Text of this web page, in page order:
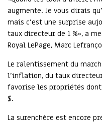
augmente. Je vous dirais
mais c’est une surprise
taux directeur de 1 %», a
Royal LePage, Marc
Le ralentissement du
l’inflation, du taux
favorise les propriétés
$.
La surenchère est encore